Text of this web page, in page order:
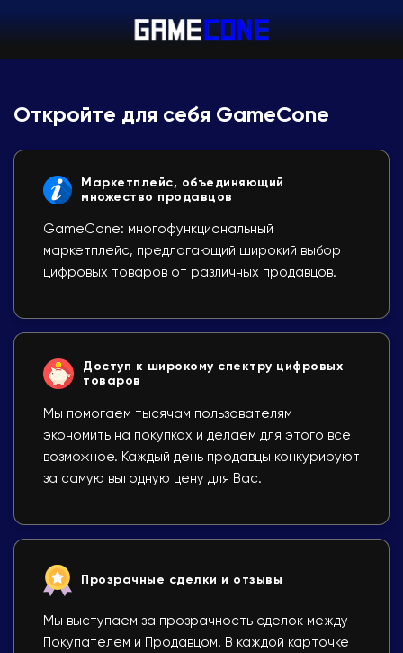
Откройте для себя GameCone
Маркетплейс, объединяющий
множество продавцов
GameCone: многофункциональный
маркетплейс, предлагающий широкий выбор
цифровых товаров от различных продавцов.
Доступ к широкому спектру цифровых
товаров
Мы помогаем тысячам пользователям
экономить на покупках и делаем для этого всё
возможное. Каждый день продавцы конкурируют
за самую выгодную цену для Вас.
Прозрачные сделки и отзывы
Мы выступаем за прозрачность сделок между
Покупателем и Продавцом. В каждой карточке